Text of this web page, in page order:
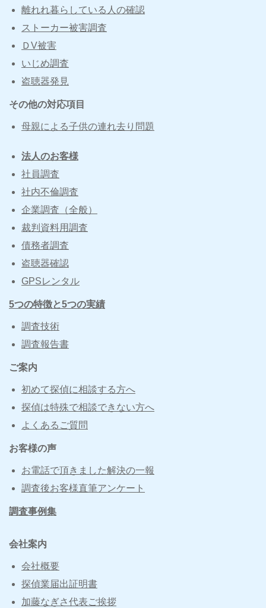
離れれ暮らしている人の確認
ストーカー被害調査
ＤV被害
いじめ調査
盗聴器発見
その他の対応項目
母親による子供の連れ去り問題
法人のお客様
社員調査
社内不倫調査
企業調査（全般）
裁判資料用調査
債務者調査
盗聴器確認
GPSレンタル
5つの特徴と5つの実績
調査技術
調査報告書
ご案内
初めて探偵に相談する方へ
探偵は特殊で相談できない方へ
よくあるご質問
お客様の声
お電話で頂きました解決の一報
調査後お客様直筆アンケート
調査事例集
会社案内
会社概要
探偵業届出証明書
加藤なぎさ代表ご挨拶